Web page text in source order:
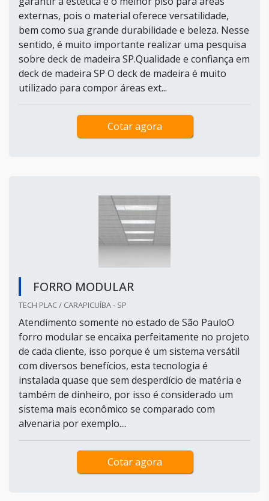
externas, pois o material oferece versatilidade,
bem como sua grande durabilidade e beleza. Nesse
sentido, é muito importante realizar uma pesquisa
sobre deck de madeira SP.Qualidade e confiança em
deck de madeira SP O deck de madeira é muito
utilizado para compor áreas ext...
Cotar agora
FORRO MODULAR
TECH PLAC / CARAPICUÍBA - SP
Atendimento somente no estado de São PauloO
forro modular se encaixa perfeitamente no projeto
de cada cliente, isso porque é um sistema versátil
com diversos benefícios, esta tecnologia é
instalada quase que sem desperdício de matéria e
também de dinheiro, por isso é considerado um
sistema mais econômico se comparado com
alvenaria por exemplo....
Cotar agora